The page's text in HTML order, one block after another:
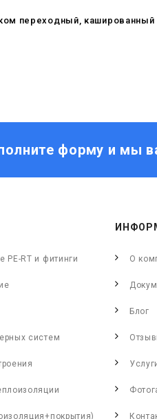
переходный,
форму и мы
PE-RT и фитинги
систем
О
Блог